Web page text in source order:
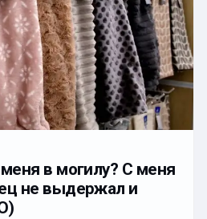
меня в могилу? С меня
не выдержал и